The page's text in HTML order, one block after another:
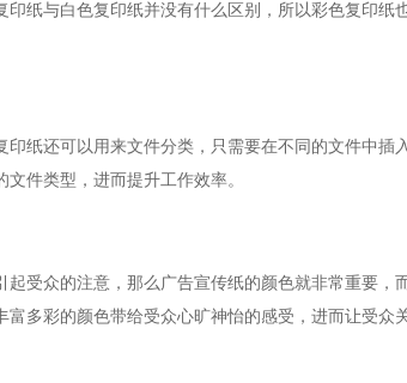
印纸与白色复印纸并没有什么区别，所以彩色复印纸
印纸还可以用来文件分类，只需要在不同的文件中
件类型，进而提升工作效率。
起受众的注意，那么广告宣传纸的颜色就非常重要
富多彩的颜色带给受众心旷神怡的感受，进而让受众